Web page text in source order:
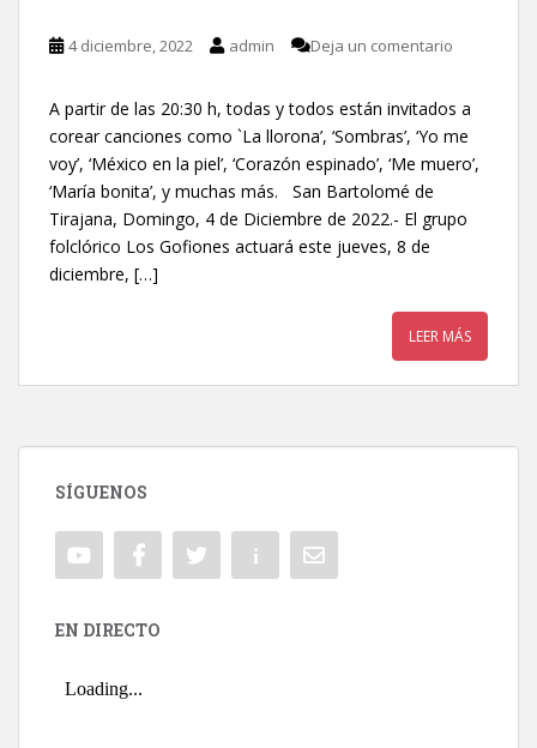
4 diciembre, 2022 admin Deja un comentario
A partir de las 20:30 h, todas y todos están invitados a
corear canciones como `La llorona’, ‘Sombras’, ‘Yo me
voy’, ‘México en la piel’, ‘Corazón espinado’, ‘Me muero’,
‘María bonita’, y muchas más. San Bartolomé de
Tirajana, Domingo, 4 de Diciembre de 2022.- El grupo
folclórico Los Gofiones actuará este jueves, 8 de
diciembre, […]
LEER MÁS
SÍGUENOS
EN DIRECTO